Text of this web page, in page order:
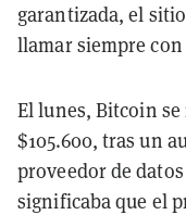
garantizada, el
llamar siempre
El lunes, Bitcoin
$105.600, tras un
proveedor de
significaba que el